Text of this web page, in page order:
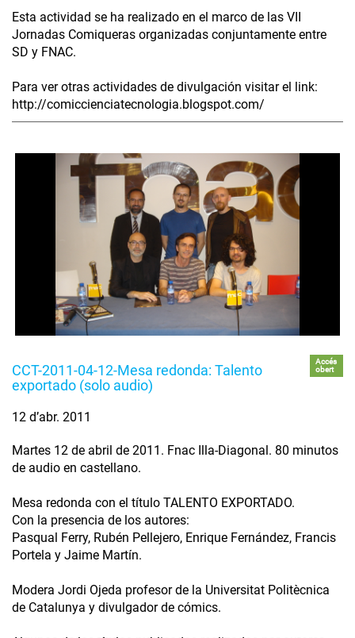
Esta actividad se ha realizado en el marco de las VII
Jornadas Comiqueras organizadas conjuntamente entre
SD y FNAC.
Para ver otras actividades de divulgación visitar el link:
http://comiccienciatecnologia.blogspot.com/
CCT-2011-04-12-Mesa redonda: Talento
exportado (solo audio)
Accés
obert
12 d’abr. 2011
Martes 12 de abril de 2011. Fnac Illa-Diagonal. 80 minutos
de audio en castellano.
Mesa redonda con el título TALENTO EXPORTADO.
Con la presencia de los autores:
Pasqual Ferry, Rubén Pellejero, Enrique Fernández, Francis
Portela y Jaime Martín.
Modera Jordi Ojeda profesor de la Universitat Politècnica
de Catalunya y divulgador de cómics.